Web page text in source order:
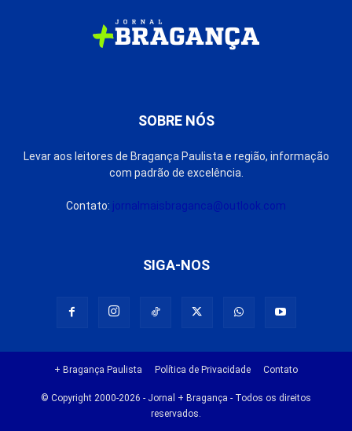
SOBRE NÓS
Levar aos leitores de Bragança Paulista e região, informação
com padrão de excelência.
Contato: jornalmaisbraganca@outlook.com
SIGA-NOS
+ Bragança Paulista Política de Privacidade Contato
© Copyright 2000-2026 - Jornal + Bragança - Todos os direitos
reservados.